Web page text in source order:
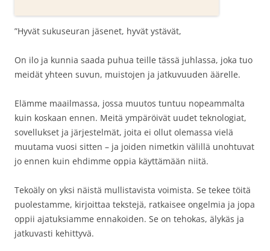
”Hyvät sukuseuran jäsenet, hyvät ystävät,
On ilo ja kunnia saada puhua teille tässä juhlassa, joka tuo
meidät yhteen suvun, muistojen ja jatkuvuuden äärelle.
Elämme maailmassa, jossa muutos tuntuu nopeammalta
kuin koskaan ennen. Meitä ympäröivät uudet teknologiat,
sovellukset ja järjestelmät, joita ei ollut olemassa vielä
muutama vuosi sitten – ja joiden nimetkin välillä unohtuvat
jo ennen kuin ehdimme oppia käyttämään niitä.
Tekoäly on yksi näistä mullistavista voimista. Se tekee töitä
puolestamme, kirjoittaa tekstejä, ratkaisee ongelmia ja jopa
oppii ajatuksiamme ennakoiden. Se on tehokas, älykäs ja
jatkuvasti kehittyvä.